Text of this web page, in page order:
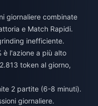
giornaliere combinate
e Match Rapidi.
inefficiente.
è l'azione a più alto
token al giorno,
2 partite (6-8 minuti).
giornaliere.